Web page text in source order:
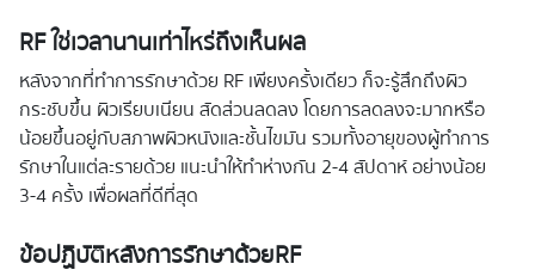
RF ใช่เวลานานเท่าไหร่ถึงเห็นผล
หลังจากที่ทำการรักษาด้วย RF เพียงครั้งเดียว ก็จะรู้สึกถึงผิว
กระชับขึ้น ผิวเรียบเนียน สัดส่วนลดลง โดยการลดลงจะมากหรือ
น้อยขึ้นอยู่กับสภาพผิวหนังและชั้นไขมัน รวมทั้งอายุของผู้ทำการ
รักษาในแต่ละรายด้วย แนะนำให้ทำห่างกัน 2-4 สัปดาห์ อย่างน้อย
3-4 ครั้ง เพื่อผลที่ดีที่สุด
ข้อปฏิบัติหลังการรักษาด้วยRF